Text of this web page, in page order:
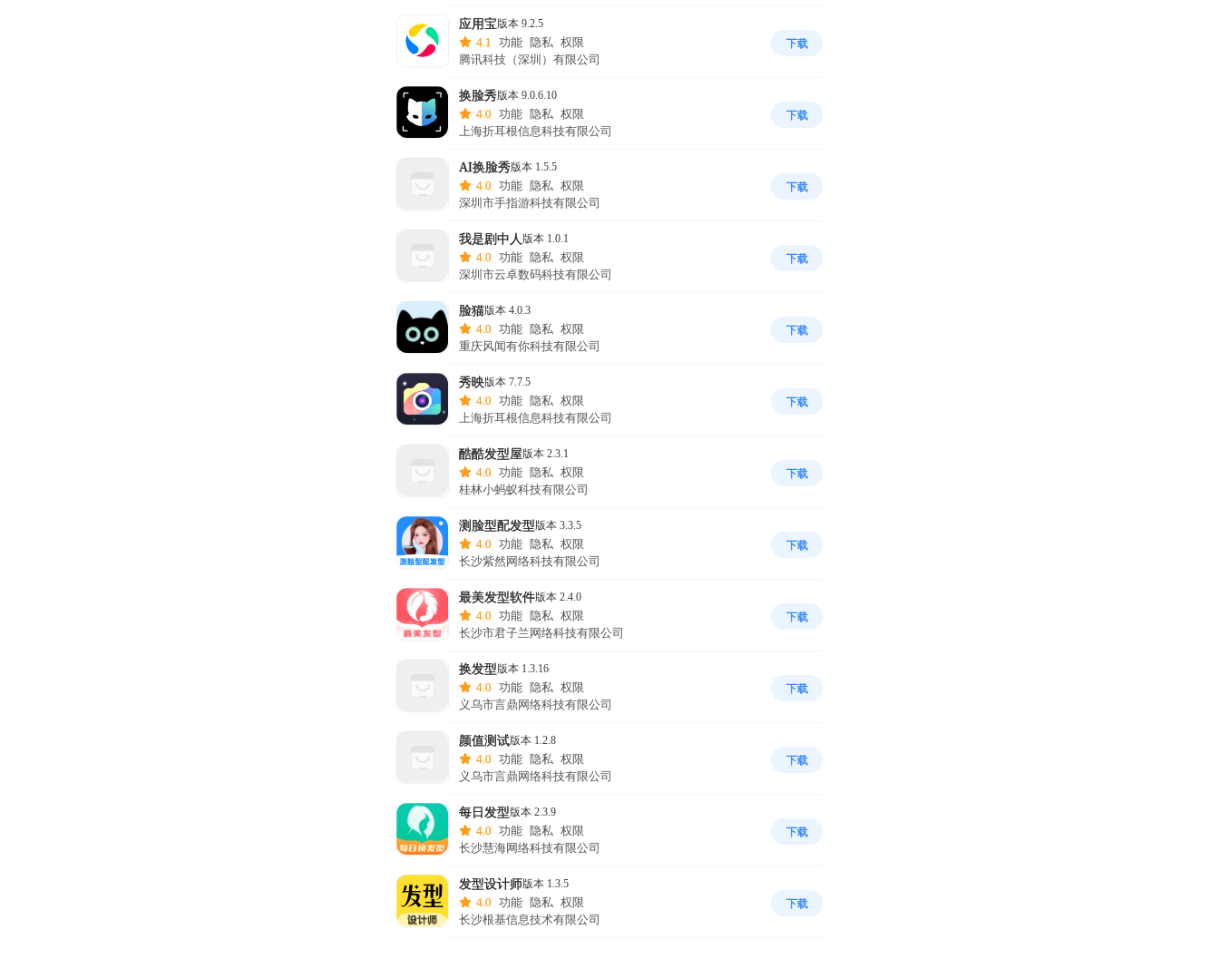
应用宝版本 9.2.5
4.1 功能 隐私 权限
腾讯科技（深圳）有限公司
下载
换脸秀版本 9.0.6.10
4.0 功能 隐私 权限
上海折耳根信息科技有限公司
下载
AI换脸秀版本 1.5.5
4.0 功能 隐私 权限
深圳市手指游科技有限公司
下载
我是剧中人 版本 1.0.1
4.0 功能 隐私 权限
深圳市云卓数码科技有限公司
下载
脸猫版本 4.0.3
4.0 功能 隐私 权限
重庆风闻有你科技有限公司
下载
秀映版本 7.7.5
4.0 功能 隐私 权限
上海折耳根信息科技有限公司
下载
酷酷发型屋版本 2.3.1
4.0 功能 隐私 权限
桂林小蚂蚁科技有限公司
下载
测脸型配发型版本 3.3.5
4.0 功能 隐私 权限
长沙紫然网络科技有限公司
下载
最美发型软件版本 2.4.0
4.0 功能 隐私 权限
长沙市君子兰网络科技有限公司
下载
换发型版本 1.3.16
4.0 功能 隐私 权限
义乌市言鼎网络科技有限公司
下载
颜值测试版本 1.2.8
4.0 功能 隐私 权限
义乌市言鼎网络科技有限公司
下载
每日发型版本 2.3.9
4.0 功能 隐私 权限
长沙慧海网络科技有限公司
下载
发型设计师版本 1.3.5
4.0 功能 隐私 权限
长沙根基信息技术有限公司
下载